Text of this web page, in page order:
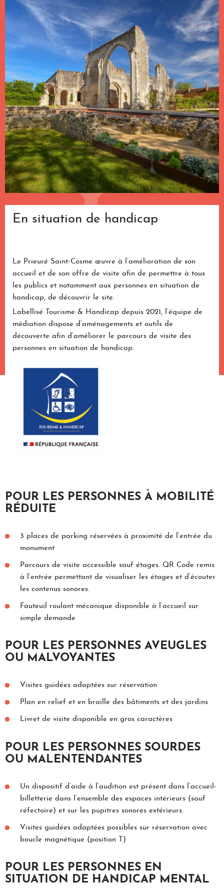
En situation de handicap
Le Prieuré Saint-Cosme œuvre à l’amélioration de son
accueil et de son offre de visite afin de permettre à tous
les publics et notamment aux personnes en situation de
handicap, de découvrir le site.
Labellisé Tourisme & Handicap depuis 2021, l’équipe de
médiation dispose d’aménagements et outils de
découverte afin d’améliorer le parcours de visite des
personnes en situation de handicap.
POUR LES PERSONNES À MOBILITÉ
RÉDUITE
3 places de parking réservées à proximité de l’entrée du
monument
Parcours de visite accessible sauf étages. QR Code remis
à l’entrée permettant de visualiser les étages et d’écouter
les contenus sonores.
Fauteuil roulant mécanique disponible à l’accueil sur
simple demande
POUR LES PERSONNES AVEUGLES
OU MALVOYANTES
Visites guidées adaptées sur réservation
Plan en relief et en braille des bâtiments et des jardins
Livret de visite disponible en gros caractères
POUR LES PERSONNES SOURDES
OU MALENTENDANTES
Un dispositif d’aide à l’audition est présent dans l’accueil-
billetterie dans l’ensemble des espaces intérieurs (sauf
réfectoire) et sur les pupitres sonores extérieurs.
Visites guidées adaptées possibles sur réservation avec
boucle magnétique (position T)
POUR LES PERSONNES EN
SITUATION DE HANDICAP MENTAL